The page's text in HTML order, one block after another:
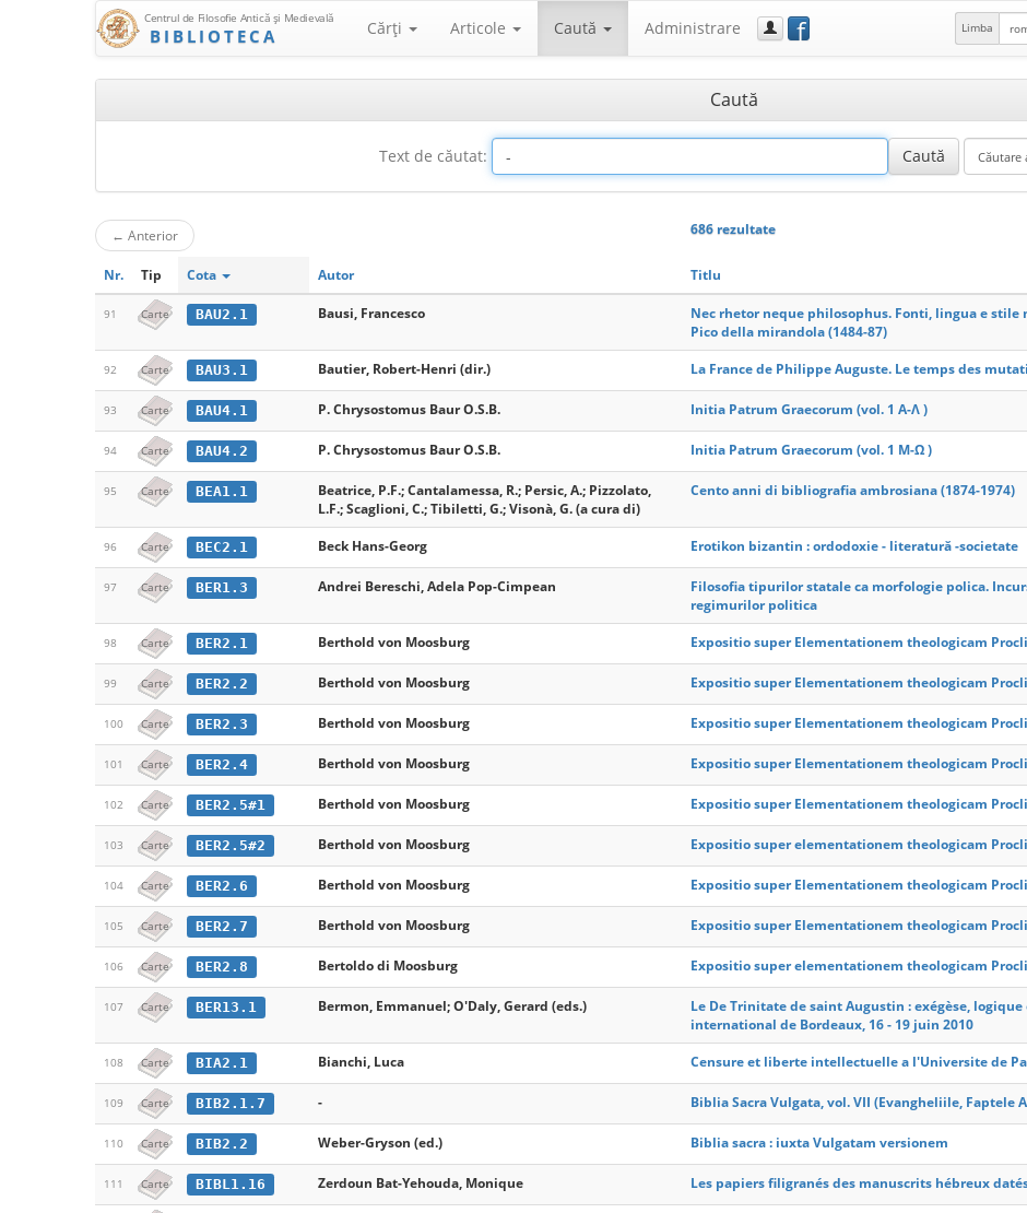
Centrul de Filosofie Antică şi Medievală
BIBLIOTECA Cărţi Articole Caută Administrare f Limba
Caută
Text de căutat:
← Anterior 686 rezultate
Nr. Tip Cota Autor Titlu
91 Carte BAU2.1 Bausi, Francesco
Nec rhetor neque philosophus. Fonti, lingua e
Pico della mirandola (1484-87)
92 Carte BAU3.1 Bautier, Robert-Henri (dir.) La France de Philippe Auguste. Le temps des
93 Carte BAU4.1 P. Chrysostomus Baur O.S.B. Initia Patrum Graecorum (vol. 1 A-Λ )
94 Carte BAU4.2 P. Chrysostomus Baur O.S.B. Initia Patrum Graecorum (vol. 1 M-Ω )
95 Carte BEA1.1
Beatrice, P.F.; Cantalamessa, R.; Persic, A.; Pizzolato,
L.F.; Scaglioni, C.; Tibiletti, G.; Visonà, G. (a cura di)
Cento anni di bibliografia ambrosiana (1874-1974)
96 Carte BEC2.1 Beck Hans-Georg Erotikon bizantin : ordodoxie - literatură -societate
97 Carte BER1.3 Andrei Bereschi, Adela Pop-Cimpean
Filosofia tipurilor statale ca morfologie polica.
regimurilor politica
98 Carte BER2.1 Berthold von Moosburg Expositio super Elementationem theologicam
99 Carte BER2.2 Berthold von Moosburg Expositio super Elementationem theologicam
100 Carte BER2.3 Berthold von Moosburg Expositio super Elementationem theologicam
101 Carte BER2.4 Berthold von Moosburg Expositio super Elementationem theologicam
102 Carte BER2.5#1 Berthold von Moosburg Expositio super Elementationem theologicam
103 Carte BER2.5#2 Berthold von Moosburg Expositio super elementationem theologicam
104 Carte BER2.6 Berthold von Moosburg Expositio super Elementationem theologicam
105 Carte BER2.7 Berthold von Moosburg Expositio super Elementationem theologicam
106 Carte BER2.8 Bertoldo di Moosburg Expositio super elementationem theologicam
107 Carte BER13.1 Bermon, Emmanuel; O'Daly, Gerard (eds.)
Le De Trinitate de saint Augustin : exégèse,
international de Bordeaux, 16 - 19 juin 2010
108 Carte BIA2.1 Bianchi, Luca Censure et liberte intellectuelle a l'Universite de
109 Carte BIB2.1.7 - Biblia Sacra Vulgata, vol. VII (Evangheliile, Faptele
110 Carte BIB2.2 Weber-Gryson (ed.) Biblia sacra : iuxta Vulgatam versionem
111 Carte BIBL1.16 Zerdoun Bat-Yehouda, Monique Les papiers filigranés des manuscrits hébreux